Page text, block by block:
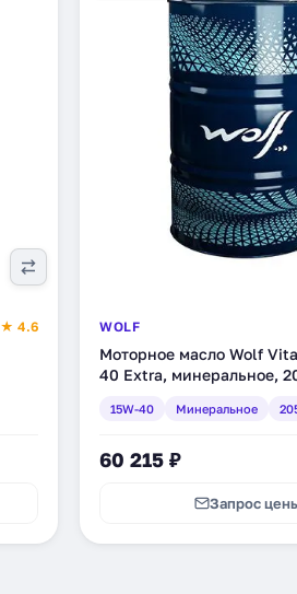
★ 4.6 WOLF
Моторное масло Wolf
40 Extra, минеральное,
15W-40 Минеральное
60 215 ₽
Запрос